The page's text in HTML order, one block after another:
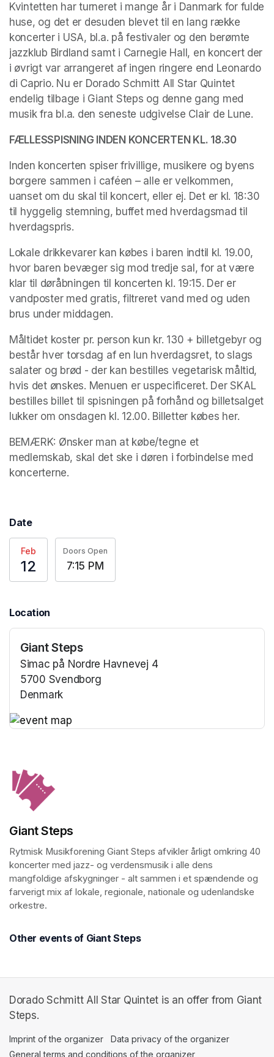
Kvintetten har turneret i mange år i Danmark for fulde
huse, og det er desuden blevet til en lang række
koncerter i USA, bl.a. på festivaler og den berømte
jazzklub Birdland samt i Carnegie Hall, en koncert der
i øvrigt var arrangeret af ingen ringere end Leonardo
di Caprio. Nu er Dorado Schmitt All Star Quintet
endelig tilbage i Giant Steps og denne gang med
musik fra bl.a. den seneste udgivelse Clair de Lune.
FÆLLESSPISNING INDEN KONCERTEN KL. 18.30
Inden koncerten spiser frivillige, musikere og byens
borgere sammen i caféen – alle er velkommen,
uanset om du skal til koncert, eller ej. Det er kl. 18:30
til hyggelig stemning, buffet med hverdagsmad til
hverdagspris.
Lokale drikkevarer kan købes i baren indtil kl. 19.00,
hvor baren bevæger sig mod tredje sal, for at være
klar til døråbningen til koncerten kl. 19:15. Der er
vandposter med gratis, filtreret vand med og uden
brus under middagen.
Måltidet koster pr. person kun kr. 130 + billetgebyr og
består hver torsdag af en lun hverdagsret, to slags
salater og brød - der kan bestilles vegetarisk måltid,
hvis det ønskes. Menuen er uspecificeret. Der SKAL
bestilles billet til spisningen på forhånd og billetsalget
lukker om onsdagen kl. 12.00. Billetter købes her.
BEMÆRK: Ønsker man at købe/tegne et
medlemskab, skal det ske i døren i forbindelse med
koncerterne.
Date
Feb
12
Doors Open
7:15 PM
Location
Giant Steps
Simac på Nordre Havnevej 4
5700 Svendborg
Denmark
Giant Steps
Rytmisk Musikforening Giant Steps afvikler årligt omkring 40
koncerter med jazz- og verdensmusik i alle dens
mangfoldige afskygninger - alt sammen i et spændende og
farverigt mix af lokale, regionale, nationale og udenlandske
orkestre.
Other events of Giant Steps
Dorado Schmitt All Star Quintet is an offer from Giant
Steps.
Imprint of the organizer (opens in a new tab)
Data privacy of the organizer
General terms and conditions of the organizer